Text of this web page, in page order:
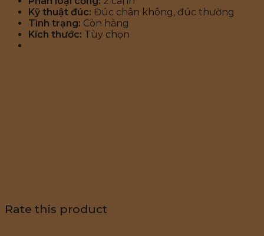
Kỹ thuật đúc: Đúc chân không, đúc thường
Tình trạng: Còn hàng
Kích thước: Tùy chọn
Rate this product